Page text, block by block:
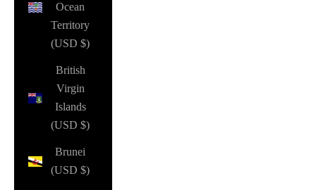
Ocean
Territory
(USD $)
British
Virgin
Islands
(USD $)
Brunei
(USD $)